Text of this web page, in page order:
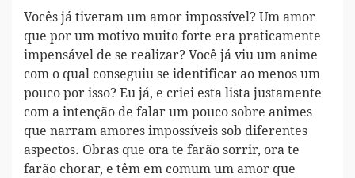
Vocês já tiveram um amor impossível? Um amor
que por um motivo muito forte era praticamente
impensável de se realizar? Você já viu um anime
com o qual conseguiu se identificar ao menos um
pouco por isso? Eu já, e criei esta lista justamente
com a intenção de falar um pouco sobre animes
que narram amores impossíveis sob diferentes
aspectos. Obras que ora te farão sorrir, ora te
farão chorar, e têm em comum um amor que